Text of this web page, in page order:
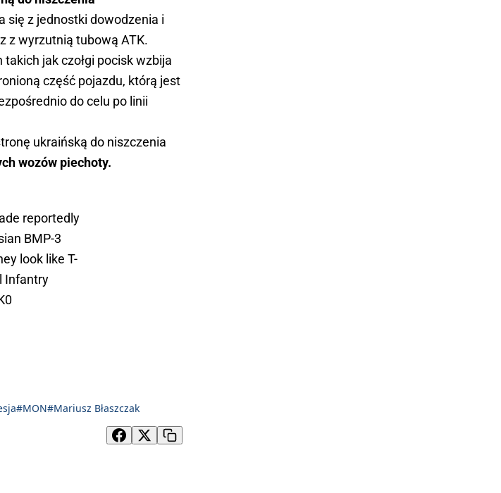
się z jednostki dowodzenia i
z wyrzutnią tubową ATK.
jak czołgi pocisk wzbija
część pojazdu, którą jest
do celu po linii
ukraińską do niszczenia
wozów piechoty.
reportedly
BMP-3
look like T-
Infantry
#MON#Mariusz Błaszczak